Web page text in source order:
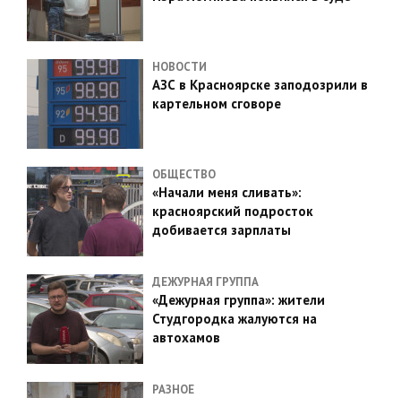
НОВОСТИ
АЗС в Красноярске заподозрили в
картельном сговоре
ОБЩЕСТВО
«Начали меня сливать»:
красноярский подросток
добивается зарплаты
ДЕЖУРНАЯ ГРУППА
«Дежурная группа»: жители
Студгородка жалуются на
автохамов
РАЗНОЕ